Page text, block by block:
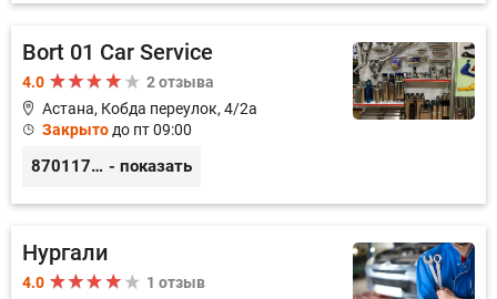
Bort 01 Car Service
4.0
2 отзыва
Астана, Кобда переулок, 4/2а
Закрыто до пт 09:00
87011754444 - показать
Нургали
4.0
1 отзыв